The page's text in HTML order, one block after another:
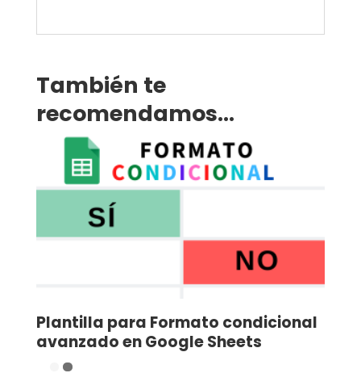
También te
recomendamos…
Plantilla para Formato condicional
avanzado en Google Sheets